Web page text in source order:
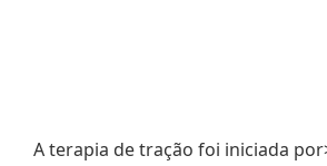
A terapia de tração foi iniciada